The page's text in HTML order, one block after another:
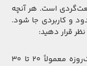
است. هر آنچه
و کاربردی جا شود.
قرار دهید:
ظرفیت مناسب (برای برنامه یک‌روزه معمولاً ۲۰ تا ۳۰